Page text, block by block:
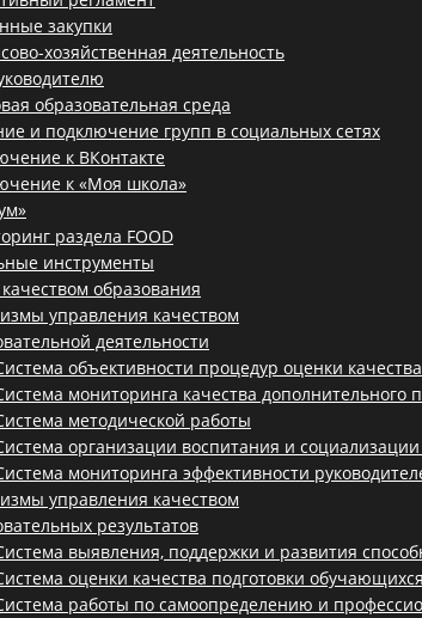
закупки
хозяйственная деятельность
образовательная среда
и подключение групп в социальных сетях
к ВКонтакте
к «Моя школа»
раздела FOOD
инструменты
образования
управления качеством
деятельности
объективности процедур оценки
мониторинга качества дополнительного
методической работы
организации воспитания и
мониторинга эффективности
управления качеством
результатов
выявления, поддержки и развития
оценки качества подготовки обучающихся
работы по самоопределению и